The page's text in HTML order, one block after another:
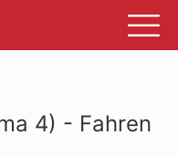
4) - Fahren